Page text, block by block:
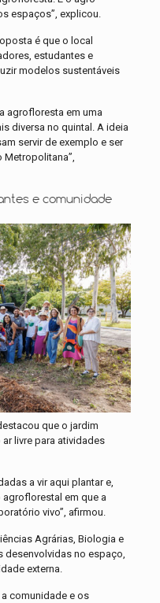
espaços”, explicou.
é que o local
estudantes e
modelos sustentáveis
agrofloresta em uma
diversa no quintal. A ideia
servir de exemplo e ser
Metropolitana”,
e comunidade
que o jardim
livre para atividades
a vir aqui plantar e,
agroflorestal em que a
vivo”, afirmou.
Agrárias, Biologia e
desenvolvidas no espaço,
externa.
a comunidade e os